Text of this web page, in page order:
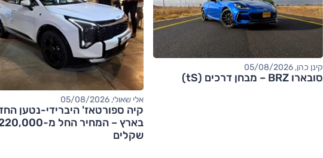
קינן כהן, 05/08/2026
סובארו BRZ – מבחן דרכים (tS)
אלי שאולי, 05/08/2026
קיה ספורטאז' היברידי-נטען
בארץ – המחיר החל מ-
שקלים